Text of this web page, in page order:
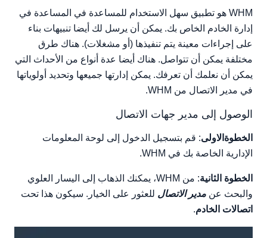
تغيير الأولوية
تغيير وجهة اتصال البريد الإلكتروني
تغيير وجهة اتصالات Hipchat
تغيير وجهة اتصال ICQ
تغيير المنشور إلى وجهة URL
تغيير وجهة اتصال Pushbullet
تغيير وجهة اتصال SMS
WHM هو تطبيق سهل الاستخدام للمساعدة في المساعدة في
إدارة الخادم الخاص بك. يمكن أن يرسل لك أيضا تنبيهات بناء
على إجراءات معينة يتم تنفيذها (أو مشغلات). هناك طرق
مختلفة يمكن أن تتواصل. هناك أيضا عدة أنواع من الأحداث التي
يمكن أن نعلمك أن تعرفك. يمكن إدارتها جميعها وتحديد أولوياتها
في مدير الاتصال من WHM.
الوصول إلى مدير جهات الاتصال
الخطوةالاولى: قم بتسجيل الدخول إلى لوحة المعلومات
الإدارية الخاصة بك في WHM.
الخطوة الثانية
: من WHM، يمكنك الذهاب إلى اليسار العلوي
والبحث عن مدير الاتصال للعثور على الخيار. سيكون هذا تحت
اتصالات الخادم.